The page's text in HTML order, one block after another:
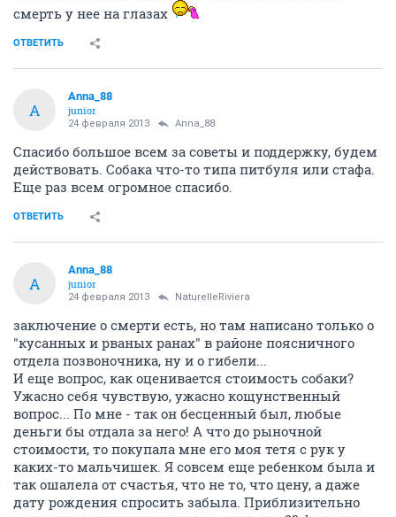
смерть у нее на глазах
ОТВЕТИТЬ
A
Anna_88
junior
24 февраля 2013 Anna_88
Спасибо большое всем за советы и поддержку, будем
действовать. Собака что-то типа питбуля или стафа.
Еще раз всем огромное спасибо.
ОТВЕТИТЬ
A
Anna_88
junior
24 февраля 2013 NaturelleRiviera
заключение о смерти есть, но там написано только о
"кусанных и рваных ранах" в районе поясничного
отдела позвоночника, ну и о гибели...
И еще вопрос, как оценивается стоимость собаки?
Ужасно себя чувствую, ужасно кощунственный
вопрос... По мне - так он бесценный был, любые
деньги бы отдала за него! А что до рыночной
стоимости, то покупала мне его моя тетя с рук у
каких-то мальчишек. Я совсем еще ребенком была и
так ошалела от счастья, что не то, что цену, а даже
дату рождения спросить забыла. Приблизительно